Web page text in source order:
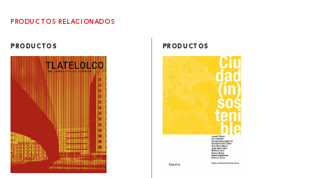
PRODUCTOS RELACIONADOS
PRODUCTOS PRODUCTOS